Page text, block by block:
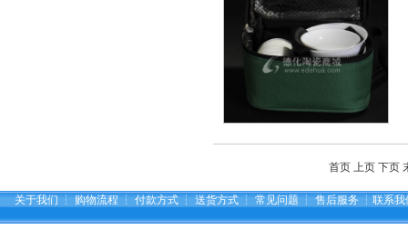
首页 上页 下页
关于我们 ┆ 购物流程 ┆ 付款方式 ┆ 送货方式 ┆ 常见问题 ┆ 售后服务 ┆ 联系我